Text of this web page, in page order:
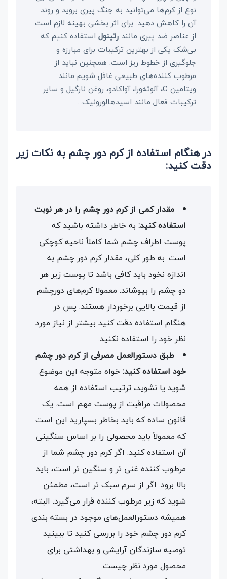
نوع از کرم‌ها می‌توانید به جنگ پیری بروید و روند
آن را کاهش دهید. برای اثر بخشی بهینه لازم است
از عناصر ضد پیری مانند رتینول استفاده کنیم که
بی‌شک یکی از بهترین ترکیبات برای مبارزه و
جلوگیری از خطوط ریز است. همچنین نباید از
مرطوب کننده‌های طبیعی غافل شویم مانند
ویتامین C، آلوئه‌ورا، آواکادو، روغن نارگیل و سایر
ترکیبات فعال مانند اسیدهالورونیک...
در هنگام استفاده از کرم دور چشم به نکات زیر
دقت کنید:
مقدار کمی از کرم دور چشم را در هر نوبت
استفاده کنید: به خاطر داشته باشید که
پوست اطراف چشم شما کاملاً ناحیه کوچکی
است. به طور کلی، مقدار کرم دور چشم به
اندازه نخود باید کافی باشد تا پوست زیر هر
دو چشم را بپوشاند. معمولا کرم‌های دورچشم
از قیمت بالایی برخوردار هستند. پس در
هنگام استفاده دقت کنید بیشتر از نیاز مورد
نظر خود را استفاده نکنید.
طبق دستورالعمل مصرفی از کرم دور چشم
خود استفاده کنید:خواه متوجه این موضوع
شوید یا نشوید، ترتیب استفاده از همه
محصولات مراقبت از پوست مهم است. یک
قانون ساده که باید بخاطر بسپارید این است
که معمولاً باید محصولی را بر اساس سنگینی
آن استفاده کنید. اگر کرم دور چشم شما از
مرطوب کننده غنی تر و سنگین تر است، باید
بالا برود. اگر از سرم سبک تر است، مطمئن
شوید که زیر مرطوب کننده قرار می‌گیرد. البته،
همیشه دستورالعمل‌های موجود در بسته بندی
کرم دور چشم خود را بررسی کنید تا ببینید
توصیه سازندگان آرایشی و بهداشتی برای
محصول مورد نظر چیست.